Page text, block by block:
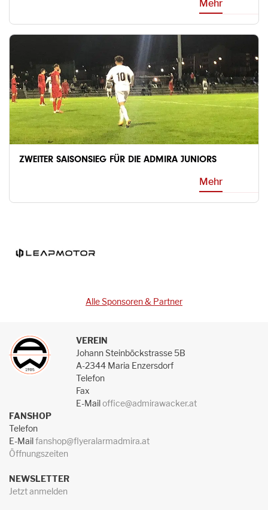
Mehr
ZWEITER SAISONSIEG FÜR DIE ADMIRA JUNIORS
Mehr
Alle Sponsoren & Partner
VEREIN
Johann Steinböckstrasse 5B
A-2344 Maria Enzersdorf
Telefon
Fax
E-Mailoffice@admirawacker.at
FANSHOP
Telefon
E-Mailfanshop@flyeralarmadmira.at
Öffnungszeiten
NEWSLETTER
Jetzt anmelden